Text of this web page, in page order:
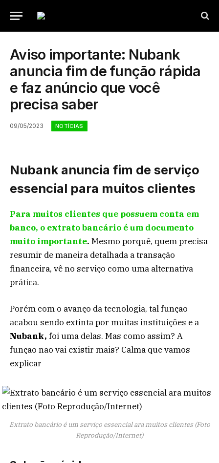
Aviso importante: Nubank
anuncia fim de função rápida
e faz anúncio que você
precisa saber
09/05/2023 NOTÍCIAS
Nubank anuncia fim de serviço
essencial para muitos clientes
Para muitos clientes que possuem conta em
banco, o extrato bancário é um documento
muito importante. Mesmo porquê, quem precisa
resumir de maneira detalhada a transação
financeira, vê no serviço como uma alternativa
prática.
Porém com o avanço da tecnologia, tal função
acabou sendo extinta por muitas instituições e a
Nubank, foi uma delas. Mas como assim? A
função não vai existir mais? Calma que vamos
explicar
Extrato bancário é um serviço essencial ara muitos clientes (Foto
Reprodução/Internet)